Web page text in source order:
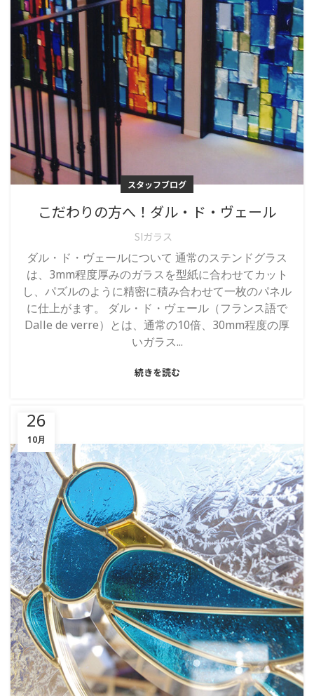
スタッフブログ
こだわりの方へ！ダル・ド・ヴェール
SIガラス
ダル・ド・ヴェールについて 通常のステンドグラス
は、3mm程度厚みのガラスを型紙に合わせてカット
し、パズルのように精密に積み合わせて一枚のパネル
に仕上がます。 ダル・ド・ヴェール（フランス語で
Dalle de verre）とは、通常の10倍、30mm程度の厚
いガラス...
続きを読む
26
10月